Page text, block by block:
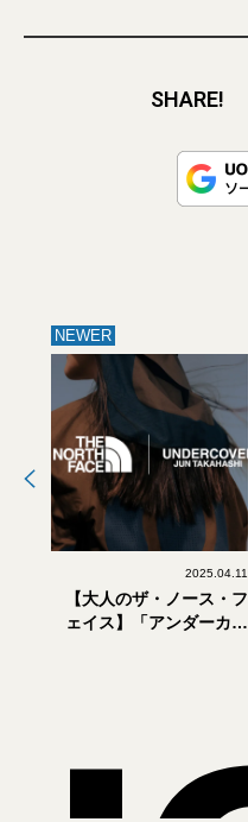
SHARE!
NEWER
2025.04.11
【大人のザ・ノース・フ
ェイス】「アンダーカバ